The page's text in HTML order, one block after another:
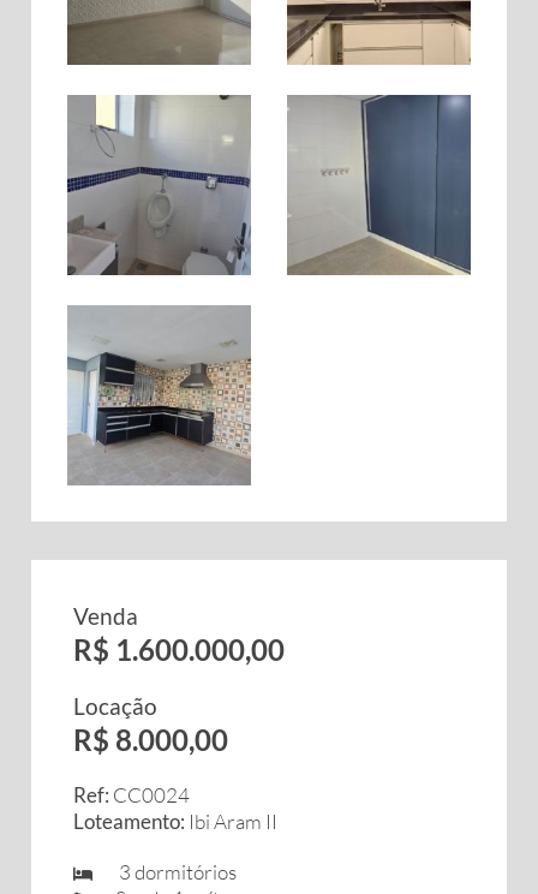
Venda
R$ 1.600.000,00
Locação
R$ 8.000,00
Ref: CC0024
Loteamento: Ibi Aram II
3 dormitórios